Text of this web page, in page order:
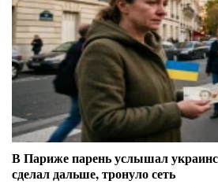
В Париже парень услышал
сделал дальше, тронуло сеть